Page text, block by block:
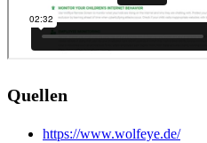
Quellen
https://www.wolfeye.de/